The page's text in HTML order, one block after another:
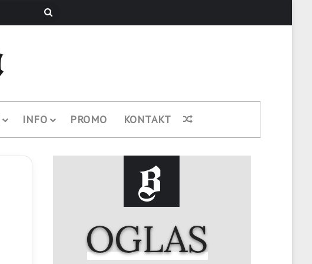
Pretraži
INFO PROMO KONTAKT Nasumični članak